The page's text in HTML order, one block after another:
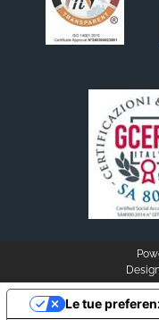
Le tue